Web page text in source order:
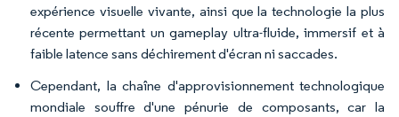
expérience visuelle vivante, ainsi que la technologie la plus
récente permettant un gameplay ultra-fluide, immersif et à
faible latence sans déchirement d'écran ni saccades.
Cependant, la chaîne d'approvisionnement technologique
mondiale souffre d'une pénurie de composants, car la